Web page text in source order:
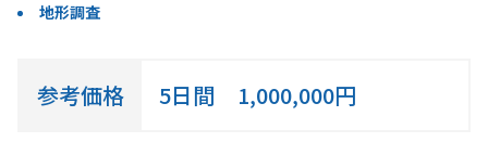
地形調査
参考価格 5日間 1,000,000円